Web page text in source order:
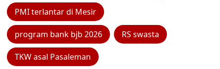
PMI terlantar di Mesir
program bank bjb 2026 RS swasta
TKW asal Pasaleman